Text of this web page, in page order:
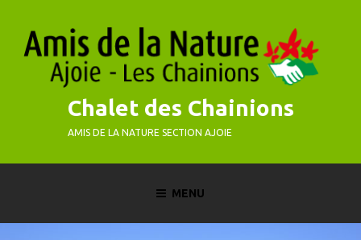
content
Chalet des Chainions
AMIS DE LA NATURE SECTION AJOIE
MENU